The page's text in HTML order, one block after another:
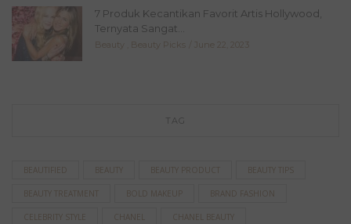
7 Produk Kecantikan Favorit Artis Hollywood,
Ternyata Sangat...
Beauty Beauty Picks June 22, 2023
TAG
BEAUTIFIED BEAUTY BEAUTY PRODUCT BEAUTY TIPS
BEAUTY TREATMENT BOLD MAKEUP BRAND FASHION
CELEBRITY STYLE CHANEL CHANEL BEAUTY